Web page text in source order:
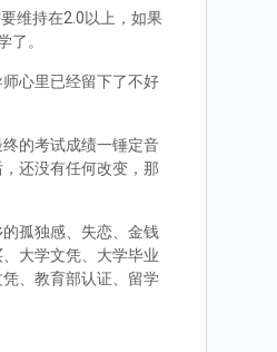
维持在2.0以上，如果
了。
心里已经留下了不好
的考试成绩一锤定音
还没有任何改变，那
孤独感、失恋、金钱
大学文凭、大学毕业
、教育部认证、留学